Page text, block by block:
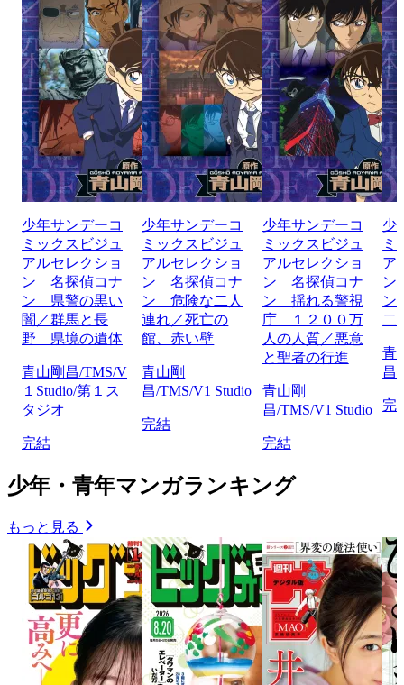
少年サンデーコ
ミックスビジュ
アルセレクショ
ン 名探偵コナ
ン 県警の黒い
闇／群馬と長
野 県境の遺体
青山剛昌/TMS/V
１Studio/第１ス
タジオ
完結
少年サンデーコ
ミックスビジュ
アルセレクショ
ン 名探偵コナ
ン 危険な二人
連れ／死亡の
館、赤い壁
青山剛
昌/TMS/V1 Studio
完結
少年サンデーコ
ミックスビジュ
アルセレクショ
ン 名探偵コナ
ン 揺れる警視
庁 １２００万
人の人質／悪意
と聖者の行進
青山剛
昌/TMS/V1 Studio
完結
少
ミ
ア
ン
ン
二
青
昌
完
少年・青年マンガランキング
もっと見る